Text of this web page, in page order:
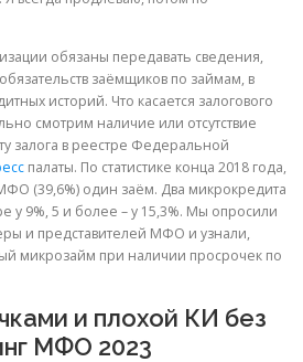
обязаны передавать сведения,
заёмщиков по займам, в
историй. Что касается залогового
смотрим наличие или отсутствие
залога в реестре Федеральной
палаты. По статистике конца 2018 года,
(39,6%) один заём. Два микрокредита
у 9%, 5 и более – у 15,3%. Мы опросили
и представителей МФО и узнали,
микрозайм при наличии просрочек по
и плохой КИ без
МФО 2023